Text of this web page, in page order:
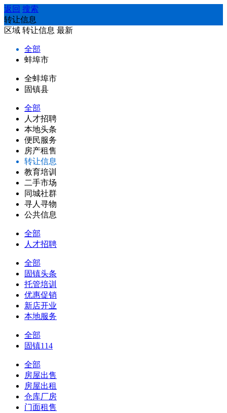
返回 搜索
转让信息
区域 转让信息 最新
全部
蚌埠市
全蚌埠市
固镇县
全部
人才招聘
本地头条
便民服务
房产租售
转让信息
教育培训
二手市场
同城社群
寻人寻物
公共信息
全部
人才招聘
全部
固镇头条
托管培训
优惠促销
新店开业
本地服务
全部
固镇114
全部
房屋出售
房屋出租
仓库厂房
门面租售